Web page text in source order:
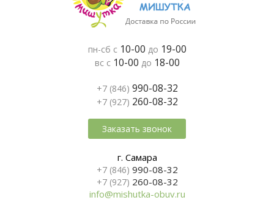
пн-сб с 10-00 до 19-00
вс с 10-00 до 18-00
+7 (846) 990-08-32
+7 (927) 260-08-32
Заказать звонок
г. Самара
+7 (846) 990-08-32
+7 (927) 260-08-32
info@mishutka-obuv.ru